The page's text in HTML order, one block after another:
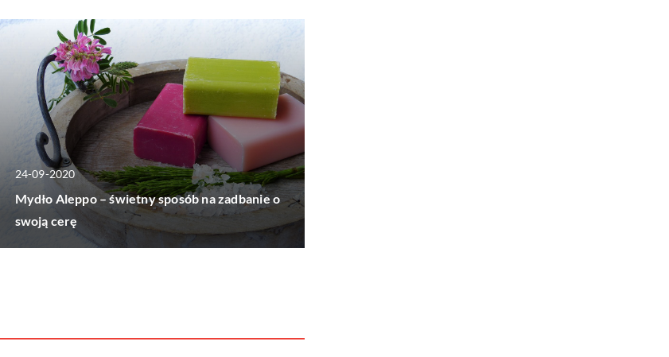
24-09-2020
Mydło Aleppo – świetny sposób na zadbanie o
swoją cerę